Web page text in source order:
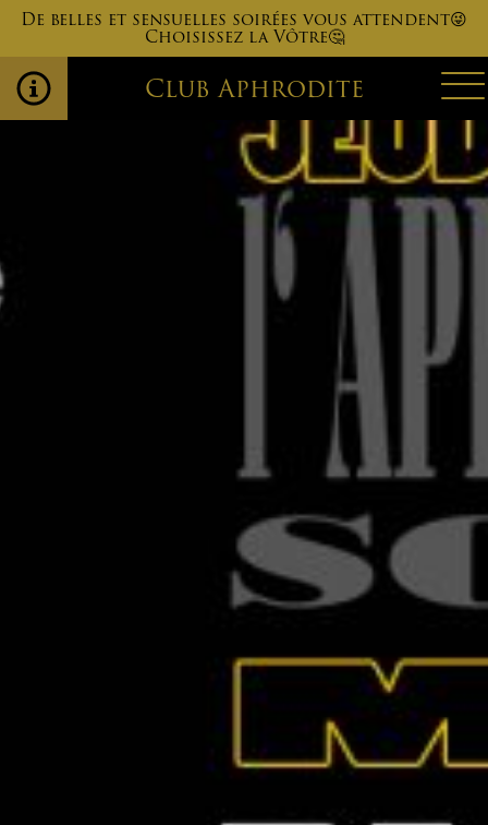
De belles et sensuelles soirées vous attendent😜
Choisissez la Vôtre🤔
Club Aphrodite